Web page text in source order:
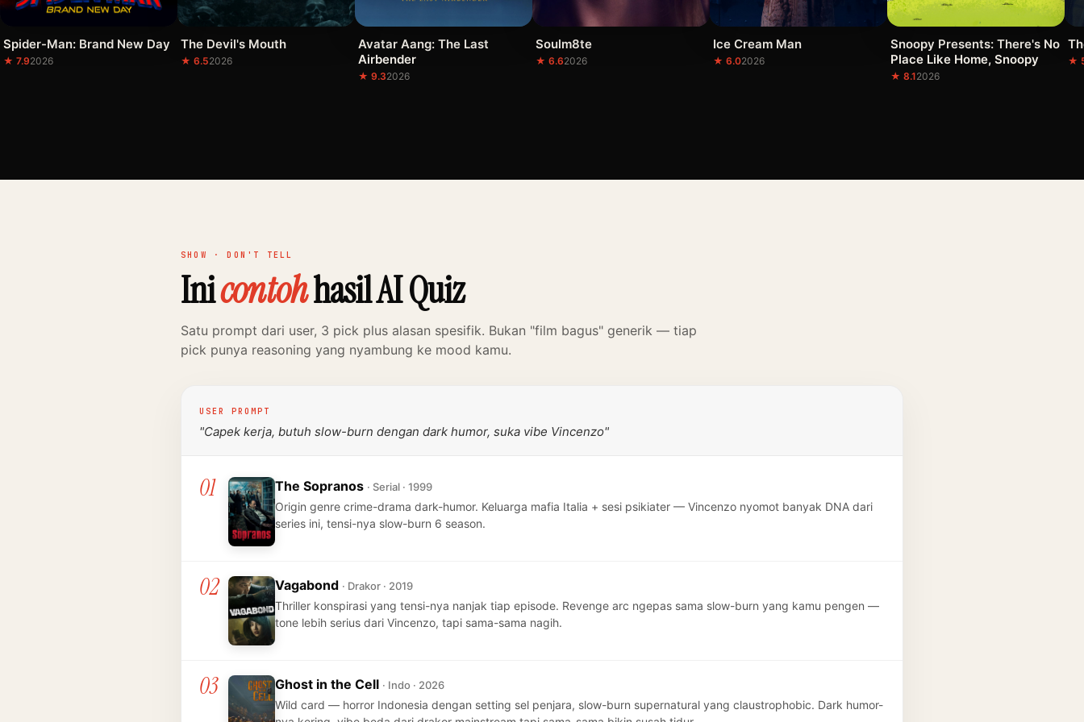
Spider-Man: Brand New Day
★ 7.92026
The Devil's Mouth
★ 6.52026
Avatar Aang: The Last
Airbender
★ 9.32026
Soulm8te
★ 6.62026
Ice Cream Man
★ 6.02026
Snoopy Presents: There's No
Place Like Home, Snoopy
★ 8.12026
★
SHOW · DON'T TELL
Inicontohhasil AI Quiz
Satu prompt dari user, 3 pick plus alasan spesifik. Bukan "film bagus" generik — tiap
pick punya reasoning yang nyambung ke mood kamu.
USER PROMPT
"Capek kerja, butuh slow-burn dengan dark humor, suka vibe Vincenzo"
01 The Sopranos · Serial · 1999
Origin genre crime-drama dark-humor. Keluarga mafia Italia + sesi psikiater — Vincenzo nyomot banyak DNA dari
series ini, tensi-nya slow-burn 6 season.
02 Vagabond · Drakor · 2019
Thriller konspirasi yang tensi-nya nanjak tiap episode. Revenge arc ngepas sama slow-burn yang kamu pengen —
tone lebih serius dari Vincenzo, tapi sama-sama nagih.
03 Ghost in the Cell · Indo · 2026
Wild card — horror Indonesia dengan setting sel penjara, slow-burn supernatural yang claustrophobic. Dark humor-